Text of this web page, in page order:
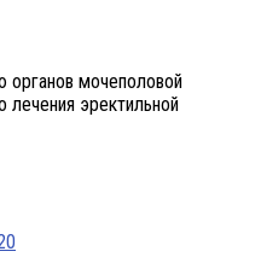
мочеполовой
эректильной